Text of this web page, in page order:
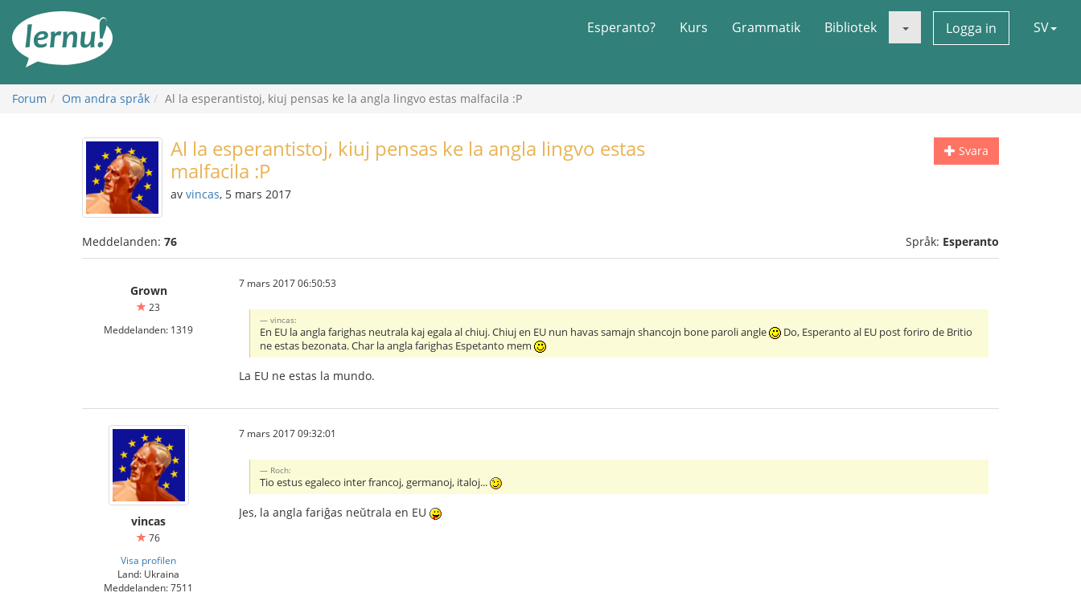
sidans
innehåll
Esperanto? Kurs Grammatik Bibliotek Logga in SV
Forum Om andra språk Al la esperantistoj, kiuj pensas ke la angla lingvo estas malfacila :P
Svara
Al la esperantistoj, kiuj pensas ke la angla lingvo estas
malfacila :P
av vincas, 5 mars 2017
Meddelanden: 76 Språk: Esperanto
Grown
23
Meddelanden: 1319
7 mars 2017 06:50:53
vincas:
En EU la angla farighas neutrala kaj egala al chiuj. Chiuj en EU nun havas samajn shancojn bone paroli angle
Do, Esperanto al EU post foriro de Britio
ne estas bezonata. Char la angla farighas Espetanto mem
La EU ne estas la mundo.
vincas
76
Visa profilen
Land: Ukraina
Meddelanden: 7511
7 mars 2017 09:32:01
Roch:
Tio estus egaleco inter francoj, germanoj, italoj...
Jes, la angla fariĝas neŭtrala en EU